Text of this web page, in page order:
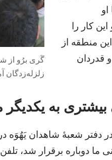
گَری برُو از
زلزله‌زدگان
او
کار را
منطقه از
قدردان
به یکدیگر
دفتر شعبهٔ شاهدان یَهُوَه
ما دوباره برقرار شد،‏